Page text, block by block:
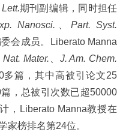
期刊副编辑，同时担任
Nanosci.
Part. Syst.
会成员。
Liberato Manna
Nat. Mater.
J. Am. Chem.
多篇，其中高被引论文25
篇，总被引次数已超50000
， Liberato Manna教授在
家榜排名第24位。